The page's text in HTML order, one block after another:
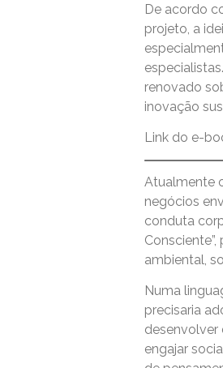
De acordo
projeto, a
renovado
inovação
Link do e-
Atualmente
negócios
conduta
ambiental,
Numa
precisaria
desenvolver
engajar